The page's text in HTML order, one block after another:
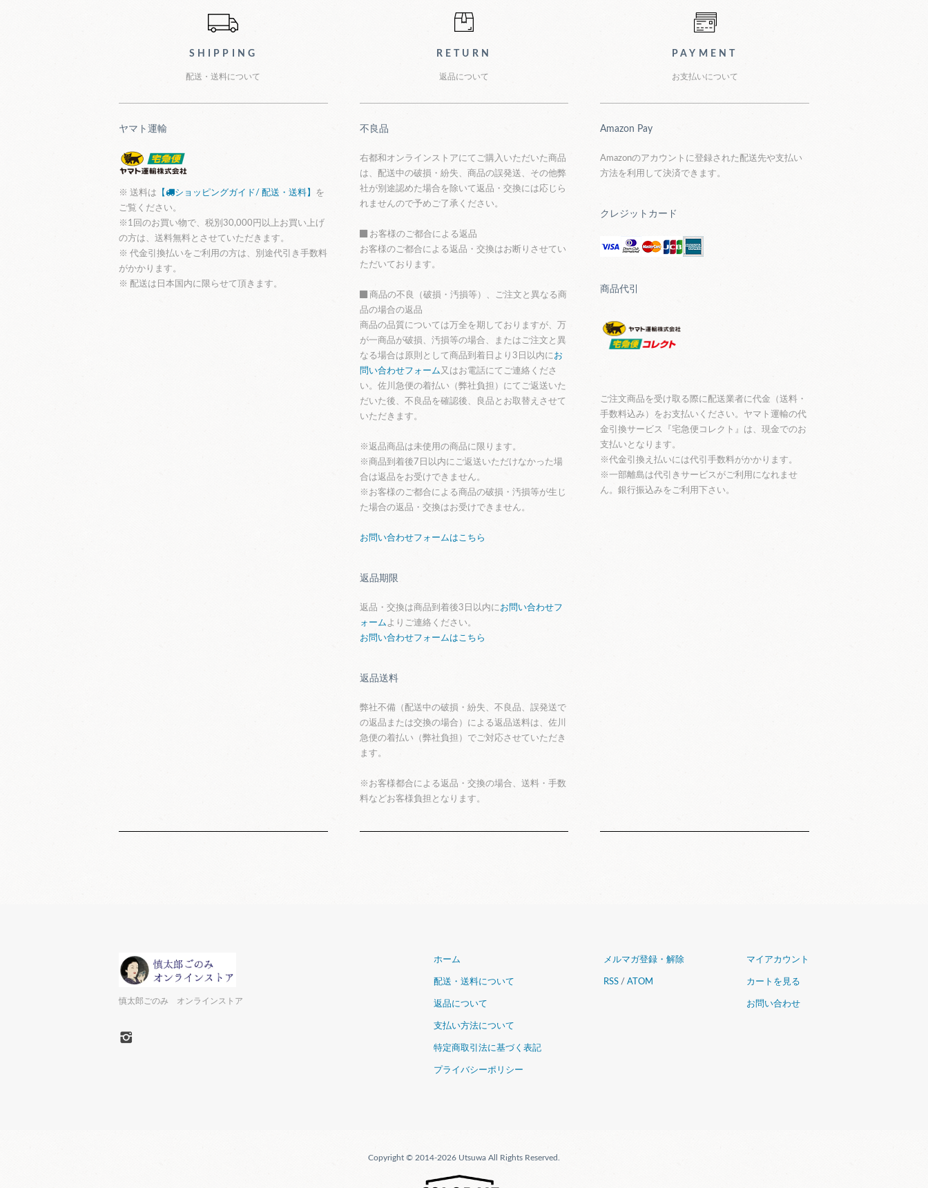
SHIPPING
配送・送料について
ヤマト運輸
※ 送料は 【 ショッピングガイド/ 配送・送料】 を
ご覧ください。
※1回のお買い物で、税別30,000円以上お買い上げ
の方は、送料無料とさせていただきます。
※ 代金引換払いをご利用の方は、別途代引き手数料
がかかります。
※ 配送は日本国内に限らせて頂きます。
RETURN
返品について
不良品
右都和オンラインストアにてご購入いただいた商品
は、配送中の破損・紛失、商品の誤発送、その他弊
社が別途認めた場合を除いて返品・交換には応じら
れませんので予めご了承ください。
お客様のご都合による返品
お客様のご都合による返品・交換はお断りさせてい
ただいております。
商品の不良（破損・汚損等）、ご注文と異なる商
品の場合の返品
商品の品質については万全を期しておりますが、万
が一商品が破損、汚損等の場合、またはご注文と異
なる場合は原則として商品到着日より3日以内に お
問い合わせフォーム 又はお電話にてご連絡くださ
い。佐川急便の着払い（弊社負担）にてご返送いた
だいた後、不良品を確認後、良品とお取替えさせて
いただきます。
※返品商品は未使用の商品に限ります。
※商品到着後7日以内にご返送いただけなかった場
合は返品をお受けできません。
※お客様のご都合による商品の破損・汚損等が生じ
た場合の返品・交換はお受けできません。
お問い合わせフォームはこちら
返品期限
返品・交換は商品到着後3日以内に お問い合わせフ
ォーム よりご連絡ください。
お問い合わせフォームはこちら
返品送料
弊社不備（配送中の破損・紛失、不良品、誤発送で
の返品または交換の場合）による返品送料は、佐川
急便の着払い（弊社負担）でご対応させていただき
ます。
※お客様都合による返品・交換の場合、送料・手数
料などお客様負担となります。
PAYMENT
お支払いについて
Amazon Pay
Amazonのアカウントに登録された配送先や支払い
方法を利用して決済できます。
クレジットカード
商品代引
ご注文商品を受け取る際に配送業者に代金（送料・
手数料込み）をお支払いください。ヤマト運輸の代
金引換サービス『宅急便コレクト』は、現金でのお
支払いとなります。
※代金引換え払いには代引手数料がかかります。
※一部離島は代引きサービスがご利用になれませ
ん。銀行振込みをご利用下さい。
慎太郎ごのみ オンラインストア
ホーム
配送・送料について
返品について
支払い方法について
特定商取引法に基づく表記
プライバシーポリシー
メルマガ登録・解除
RSS / ATOM
マイアカウント
カートを見る
お問い合わせ
Copyright © 2014-2026 Utsuwa All Rights Reserved.